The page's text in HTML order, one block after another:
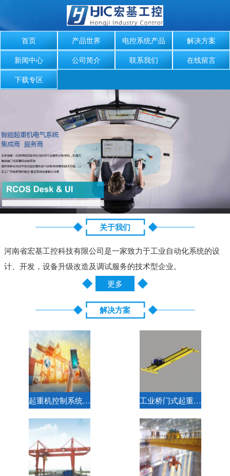
首页 产品世界 电控系统产品
解决方案
新闻中心
公司简介 联系我们
在线留言
下载专区
关于我们
河南省宏基工控科技有限公司是一家致力于工业自动化系统的设
计、开发，设备升级改造及调试服务的技术型企业。
更多
解决方案
起重机控制系统解决方案 工业桥门式起重机标准电气解决方案